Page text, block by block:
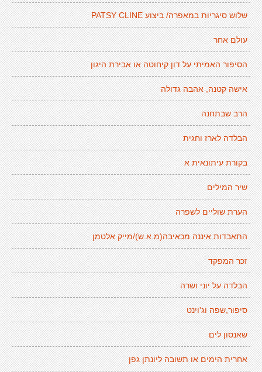
שלוש סיגריות במאפרה/ ביצוע PATSY CLINE
עולם אחר
הסיפור האמיתי על דון קיחוטה או אבירת היגון
אישה קטנה, אהבה גדולה
הרב שבתחנה
הבלדה לארז וחגית
בקורת עיתונאית א
שיר המילים
הערת שוליים לשפרה
התאבדות איננה מכאיבה(מ.א.ש)/מייק אלטמן
זכר המפקד
הבלדה על יוני ושרה
סיפור,שפה וג'וינט
שאנסון לים
אחרית הימים או תשובה ליונתן גפן